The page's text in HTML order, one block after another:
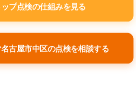
プ点検の仕組みを見る
名古屋市中区の点検を相談する